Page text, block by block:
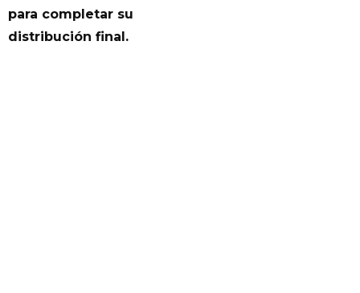
para completar su
distribución final.